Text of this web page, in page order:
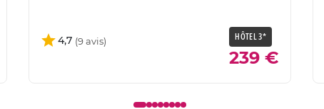
4,7 HÔTEL 3*
239 €